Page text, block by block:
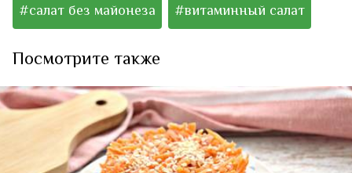
#салат без майонеза
#витаминный салат
Посмотрите также